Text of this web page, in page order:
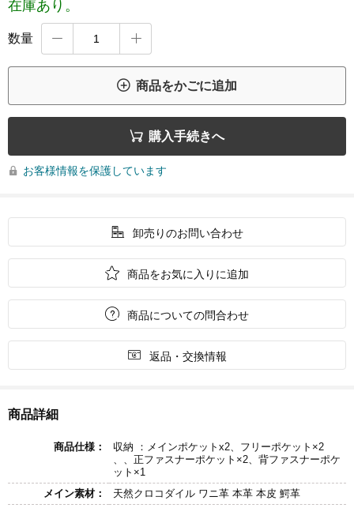
在庫あり。
数量  
 商品をかごに追加
 購入手続きへ
 お客様情報を保護しています
 卸売りのお問い合わせ
 商品をお気に入りに追加
 商品についての問合わせ
 返品・交換情報
商品詳細
商品仕様：
収納 ：メインポケットx2、フリーポケット×2
、、正ファスナーポケット×2、背ファスナーポケ
ット×1
メイン素材：
天然クロコダイル ワニ革 本革 本皮 鰐革